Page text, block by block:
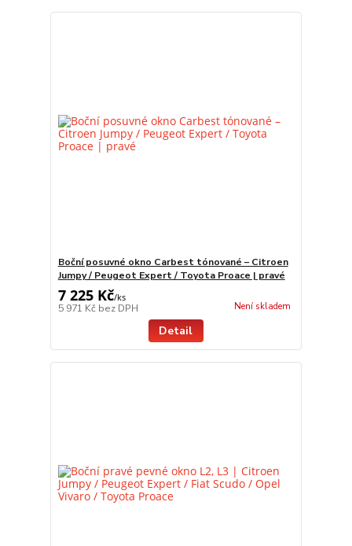
Boční posuvné okno Carbest tónované – Citroen
Jumpy / Peugeot Expert / Toyota Proace | pravé
7 225 Kč/ks
5 971 Kč bez DPH Není skladem
Detail